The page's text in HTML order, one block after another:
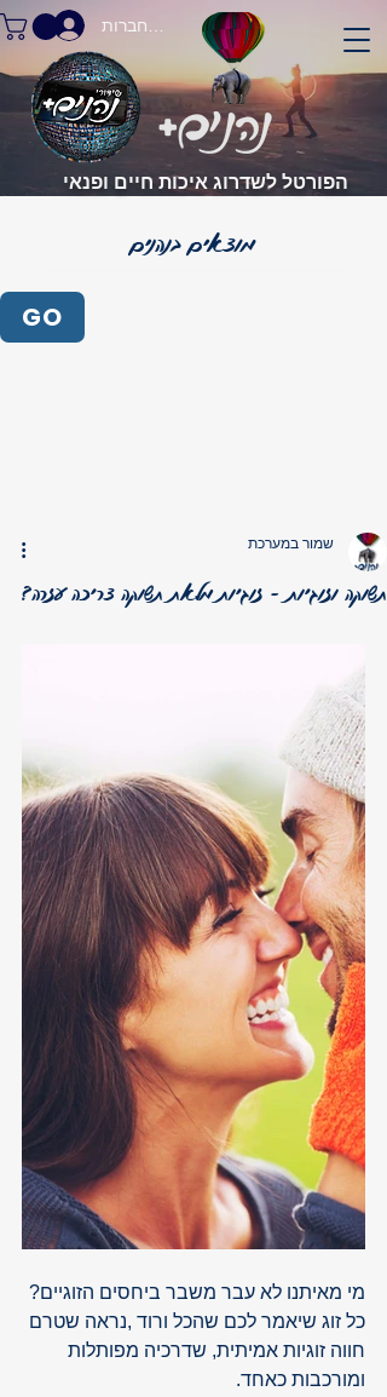
הפורטל לשדרוג איכות חיים ופנאי
התחברות
GO
תשוקה וזוגיות - זוגיות מלאת תשוקה צריכה עזרה?
שמור במערכת
מי מאיתנו לא עבר משבר ביחסים הזוגיים?
כל זוג שיאמר לכם שהכל ורוד ,נראה שטרם
חווה זוגיות אמיתית, שדרכיה מפותלות
ומורכבות כאחד.